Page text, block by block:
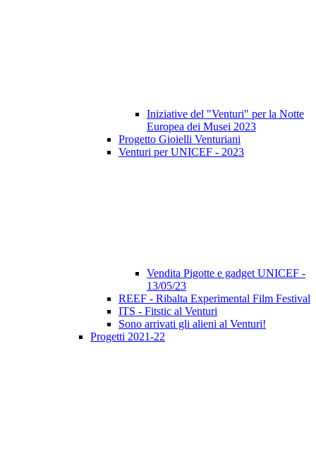
Iniziative del "Venturi" per la Notte
Europea dei Musei 2023
Progetto Gioielli Venturiani
Venturi per UNICEF - 2023
Vendita Pigotte e gadget UNICEF -
13/05/23
REEF - Ribalta Experimental Film Festival
ITS - Fitstic al Venturi
Sono arrivati gli alieni al Venturi!
Progetti 2021-22